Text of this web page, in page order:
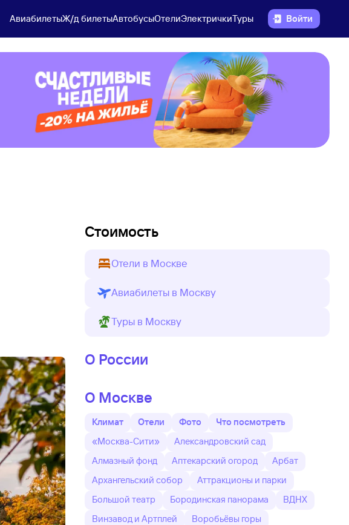
АвиабилетыЖ/д билетыАвтобусыОтелиЭлектричкиТуры Войти
Стоимость
Отели в Москве
Авиабилеты в Москву
Туры в Москву
О России
О Москве
Климат Отели Фото
Что посмотреть
«Москва-Сити»
Александровский сад
Алмазный фонд
Аптекарский огород
Арбат
Архангельский собор
Аттракционы и парки
Большой театр
Бородинская панорама
ВДНХ
Винзавод и Артплей
Воробьёвы горы